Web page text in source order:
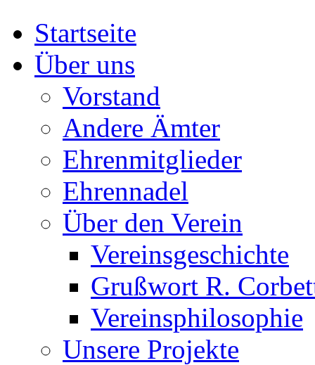
Startseite
Über uns
Vorstand
Andere Ämter
Ehrenmitglieder
Ehrennadel
Über den Verein
Vereinsgeschichte
Grußwort R.
Vereinsphilosophie
Unsere Projekte